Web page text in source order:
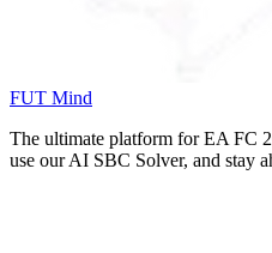
FUT Mind
The ultimate platform for EA FC
use our AI SBC Solver, and stay